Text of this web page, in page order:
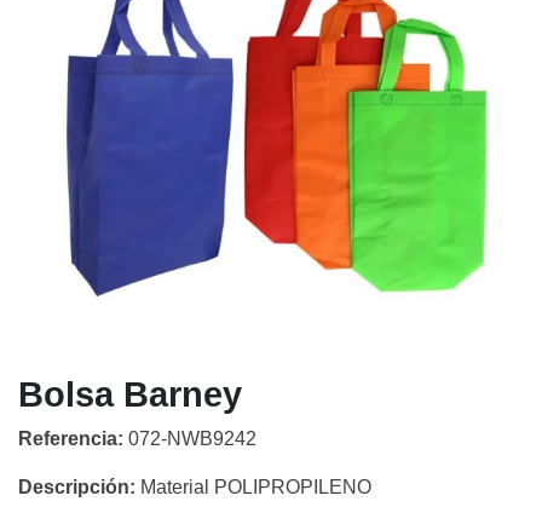
Bolsa Barney
Referencia: 072-NWB9242
Descripción: Material POLIPROPILENO